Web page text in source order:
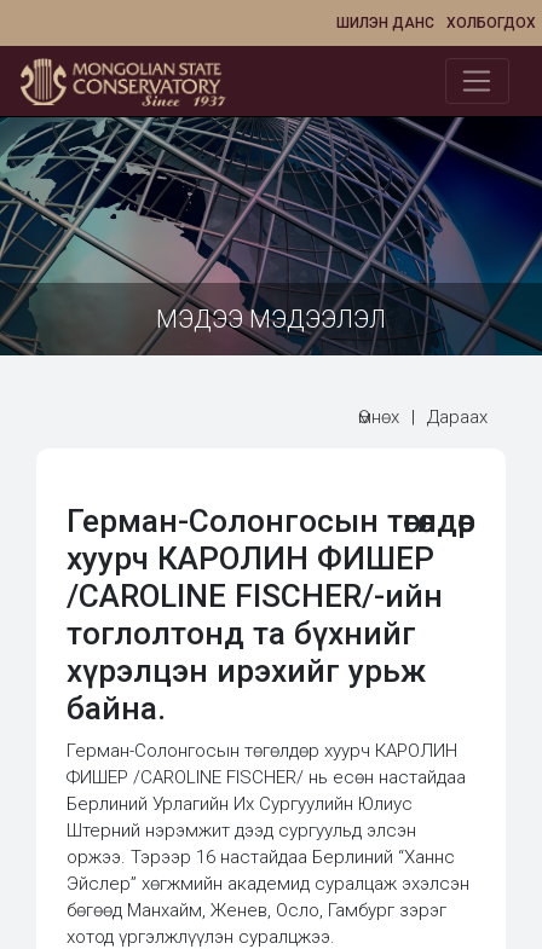
ХОЛБОГДОХ
ШИЛЭН ДАНС
МЭДЭЭ МЭДЭЭЛЭЛ
Өмнөх | Дараах
Герман-Солонгосын төгөлдөр
хуурч КАРОЛИН ФИШЕР
/CAROLINE FISCHER/-ийн
тоглолтонд та бүхнийг
хүрэлцэн ирэхийг урьж
байна.
Герман-Солонгосын төгөлдөр хуурч КАРОЛИН
ФИШЕР /CAROLINE FISCHER/ нь есөн настайдаа
Берлиний Урлагийн Их Сургуулийн Юлиус
Штерний нэрэмжит дээд сургуульд элсэн
оржээ. Тэрээр 16 настайдаа Берлиний “Ханнс
Эйслер” хөгжмийн академид суралцаж эхэлсэн
бөгөөд Манхайм, Женев, Осло, Гамбург зэрэг
хотод үргэлжлүүлэн суралцжээ.